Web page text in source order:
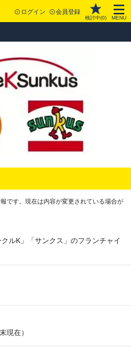
ログイン 会員登録
検討中(0) MENU
です。現在は内容が変更されている場合が
ルK」「サンクス」のフランチャイ
現在）